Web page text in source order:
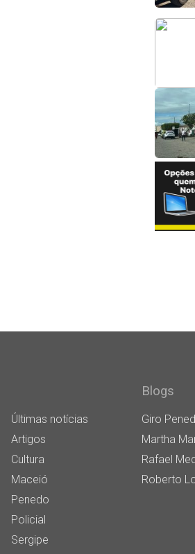
Últimas notícias
Artigos
Cultura
Maceió
Penedo
Policial
Sergipe
Blogs
Giro
Martha
Rafael
Roberto